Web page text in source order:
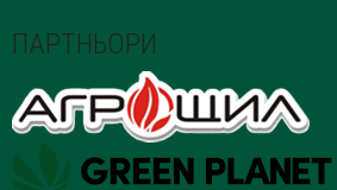
ПАРТНЬОРИ